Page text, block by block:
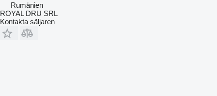
Rumänien
ROYAL DRU SRL
Kontakta säljaren